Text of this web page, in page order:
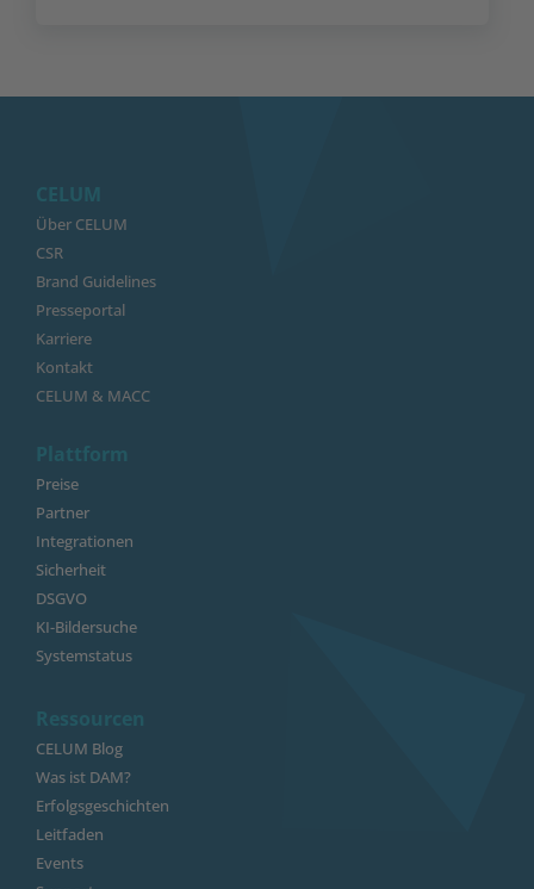
CELUM
Über CELUM
CSR
Brand Guidelines
Presseportal
Karriere
Kontakt
CELUM & MACC
Plattform
Preise
Partner
Integrationen
Sicherheit
DSGVO
KI-Bildersuche
Systemstatus
Ressourcen
CELUM Blog
Was ist DAM?
Erfolgsgeschichten
Leitfaden
Events